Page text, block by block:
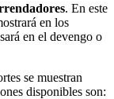
. En este
en los
en el devengo o
se muestran
disponibles son: